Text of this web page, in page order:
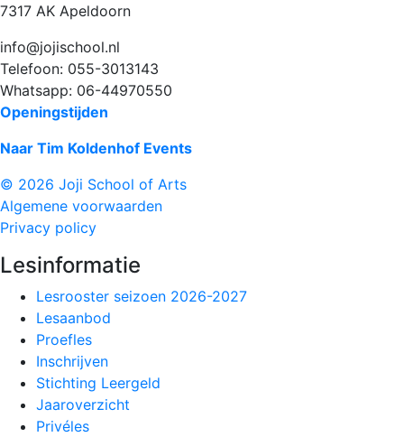
7317 AK Apeldoorn
info@jojischool.nl
Telefoon: 055-3013143
Whatsapp: 06-44970550
Openingstijden
Naar Tim Koldenhof Events
© 2026 Joji School of Arts
Algemene voorwaarden
Privacy policy
Lesinformatie
Lesrooster seizoen 2026-2027
Lesaanbod
Proefles
Inschrijven
Stichting Leergeld
Jaaroverzicht
Privéles